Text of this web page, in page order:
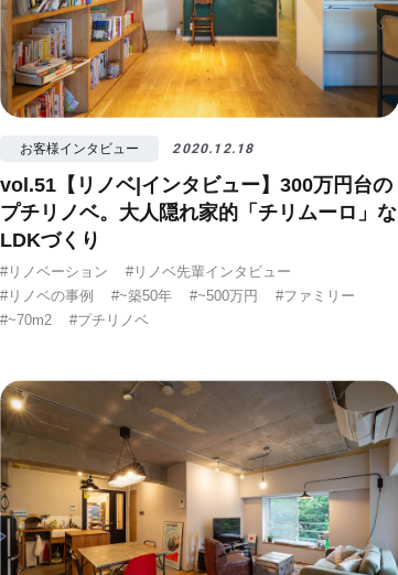
お客様インタビュー 2020.12.18
vol.51【リノベ|インタビュー】300万円台の
プチリノベ。大人隠れ家的「チリムーロ」な
LDKづくり
#リノベーション
#リノベ先輩インタビュー
#リノベの事例
#~築50年 #~500万円
#ファミリー
#~70m2
#プチリノベ